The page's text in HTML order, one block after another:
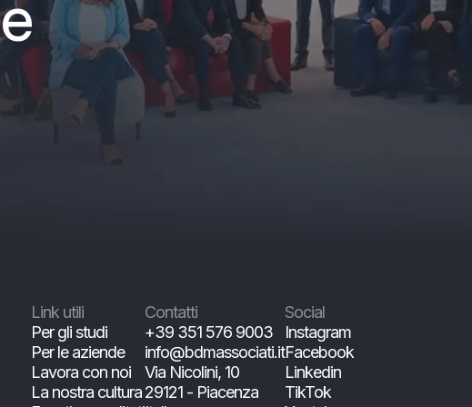
Link utili
Per gli studi
Per le aziende
Lavora con noi
La nostra cultura
Contatti
+39 351 576 9003
info@bdmassociati.it
Via Nicolini, 10
29121 - Piacenza
Social
Instagram
Facebook
Linkedin
TikTok